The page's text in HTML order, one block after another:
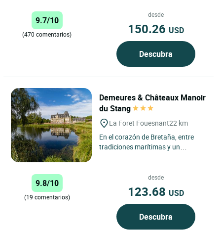
ideal para descansar...
9.7/10
(470 comentarios)
desde
150.26 USD
Descubra
Demeures & Châteaux Manoir
du Stang
La Foret Fouesnant22 km
En el corazón de Bretaña, entre
tradiciones marítimas y un
9.8/10
(19 comentarios)
desde
123.68 USD
Descubra